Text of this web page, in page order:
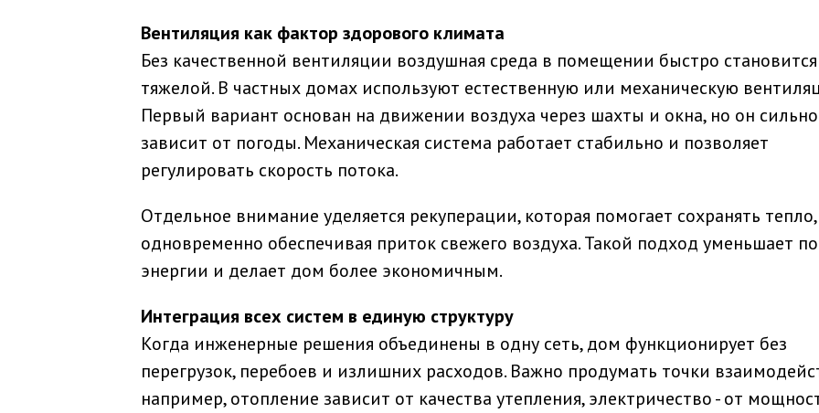
Вентиляция как фактор здорового климата
Без качественной вентиляции воздушная среда в помещении быстро становится
тяжелой. В частных домах используют естественную или механическую
Первый вариант основан на движении воздуха через шахты и окна, но он сильно
зависит от погоды. Механическая система работает стабильно и позволяет
регулировать скорость потока.
Отдельное внимание уделяется рекуперации, которая помогает сохранять тепло,
одновременно обеспечивая приток свежего воздуха. Такой подход уменьшает
энергии и делает дом более экономичным.
Интеграция всех систем в единую структуру
Когда инженерные решения объединены в одну сеть, дом функционирует без
перегрузок, перебоев и излишних расходов. Важно продумать точки
например, отопление зависит от качества утепления, электричество - от